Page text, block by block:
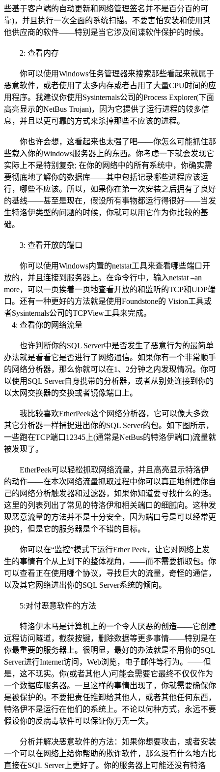
些基于客户端的自动更新和网络管理签名并不是百分百的可
靠)，并且执行一次全面的系统扫描。不要害怕安装和使用其
他供应商的软件——特别是当它涉及间谍软件保护的时候。
2: 查看内存
你可以使用Windows任务管理器来搜索那些看起来就属于
恶意软件，或者使用了太多内存或者占用了大量CPU时间的应
用程序。我建议你使用Sysinternals公司的Process Explorer(下面
高亮显示的NetBus Trojan)，因为它提供了运行进程的较多信
息，并且以更可靠的方式来杀掉那些不应该的进程。
你也许会想，这看起来也太强了吧——你怎么可能抓住那
些载入你的Windows服务器上的东西。你考虑一下就会发现它
实际上不是特别复杂; 在你的网络中的所有系统中，你确实需
要彻底地了解你的数据库——其中包括记录哪些进程应该运
行，哪些不应该。所以，如果你在第一次安装之后拥有了良好
的基线——甚至是现在，假设所有事物都运行得很好——当发
生特洛伊类型的问题的时候，你就可以用它作为你比较的基
础。
3: 查看开放的端口
你可以使用Windows内置的netstat工具来查看哪些端口开
放的，并且连接到服务器上。在命令行中，输入netstat –an
more，可以一页挨着一页地查看开放的和监听的TCP和UDP端
口。还有一种更好的方法就是使用Foundstone的 Vision工具或
者Sysinternals公司的TCPView工具来完成。
4: 查看你的 网络流量
也许判断你的SQL Server中是否发生了恶意行为的最简单
办法就是看看它是否进行了网络通信。如果你有一个非常顺手
的网络分析器，那么你就可以在1、2分钟之内发现情况。你可
以使用SQL Server自身携带的分析器，或者从别处连接到你的
以太网交换器的交换或者镜像端口上。
我比较喜欢EtherPeek这个网络分析器，它可以像大多数
其它分析器一样捕捉进出你的SQL Server的包。如下图所示，
一些跑在TCP端口12345上(通常是NetBus的特洛伊端口)流量就
被发现了。
EtherPeek可以轻松抓取网络流量，并且高亮显示特洛伊
的动作——在本次网络流量抓取过程中你可以真正地创建你自
己的网络分析触发器和过滤器，如果你知道要寻找什么的话。
这里的列表列出了常见的特洛伊和相关端口的细腻向。这种发
现恶意流量的方法并不是十分安全，因为端口号是可以经常更
换的，但是它的服务器是个不错的目标。
你可以在“监控”模式下运行Ether Peek，让它对网络上发
生的事情有个从上到下的整体视角，——而不需要抓取包。你
可以查看正在使用哪个协议，寻找巨大的流量，奇怪的通信，
以及其它网络进出你的SQL Server系统的倾向。
5:对付恶意软件的方法
特洛伊木马是计算机 上的一个令人厌恶的创造——它创建
远程访问隧道，截获按键，删除数据等更多事情——特别是在
你最重要的服务器上。很明显，最好的办法就是不用你的SQL
Server进行Internet访问，Web浏览，电子邮件等行为。——但
是，这不现实。你(或者其他人)可能会需要它最终不仅仅作为
一个数据库服务器。一旦这样的事情出现了，你就需要确保你
是被保护的。不要把责任推卸给其他人，或者其他任何东西，
特洛伊不是运行在他们的系统上。不论以何种方式，永远不要
假设你的反病毒软件可以保证你万无一失。
分析并解决恶意软件的方法：如果你想要攻击，或者安装
一个可以在网络上给你帮助的欺诈软件，那么没有什么地方比
直接在SQL Server上更好了。你的服务器上可能还没有特洛